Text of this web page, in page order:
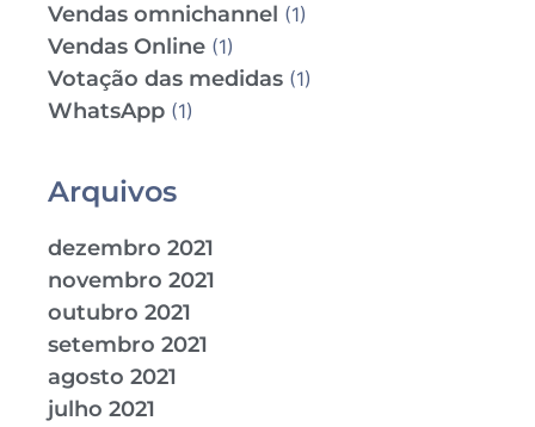
Vendas omnichannel (1)
Vendas Online (1)
Votação das medidas (1)
WhatsApp (1)
Arquivos
dezembro 2021
novembro 2021
outubro 2021
setembro 2021
agosto 2021
julho 2021